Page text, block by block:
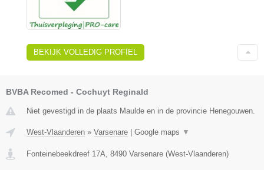
BEKIJK VOLLEDIG PROFIEL
BVBA Recomed - Cochuyt Reginald
Niet gevestigd in de plaats Maulde en in de provincie Henegouwen.
West-Vlaanderen » Varsenare | Google maps ▼
Fonteinebeekdreef 17A 8490 Varsenare (West-Vlaanderen)